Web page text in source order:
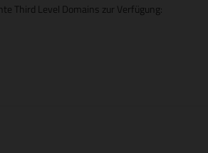
Third Level Domains zur Verfügung: